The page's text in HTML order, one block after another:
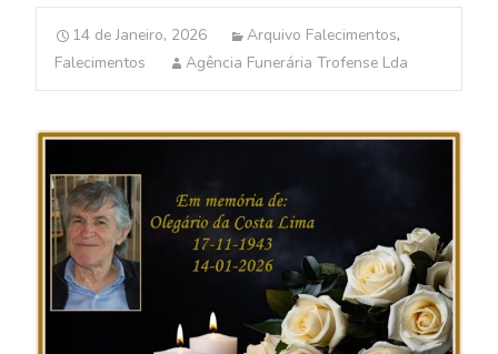
14 de Janeiro, 2026 Arquivo Falecimentos,
Falecimentos
Agência Funerária Trofense Lda